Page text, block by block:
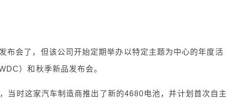
会了，但该公司开始定期举办以特定主题为中心的年度活
）和秋季新品发布会。
时这家汽车制造商推出了新的4680电池，并计划首次自